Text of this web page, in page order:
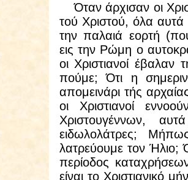
Όταν άρχισαν οι
τού Χριστού, όλα αυτά
την παλαιά εορτή
εις την Ρώμη ο
οι Χριστιανοί
πούμε; Ότι η
απομεινάρι τής
οι Χριστιανοί
Χριστουγέννων,
ειδωλολάτρες;
λατρεύουμε τον Ήλιο;
περίοδος
είναι το Χριστιανικό